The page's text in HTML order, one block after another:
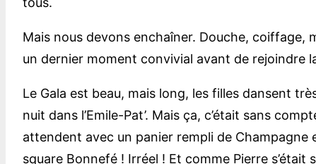
Mais nous devons enchaîner. Douche, coiffage,
un dernier moment convivial avant de rejoindre
Le Gala est beau, mais long, les filles dansent
nuit dans l’Emile-Pat’. Mais ça, c’était sans
attendent avec un panier rempli de Champagne
square Bonnefé ! Irréel ! Et comme Pierre